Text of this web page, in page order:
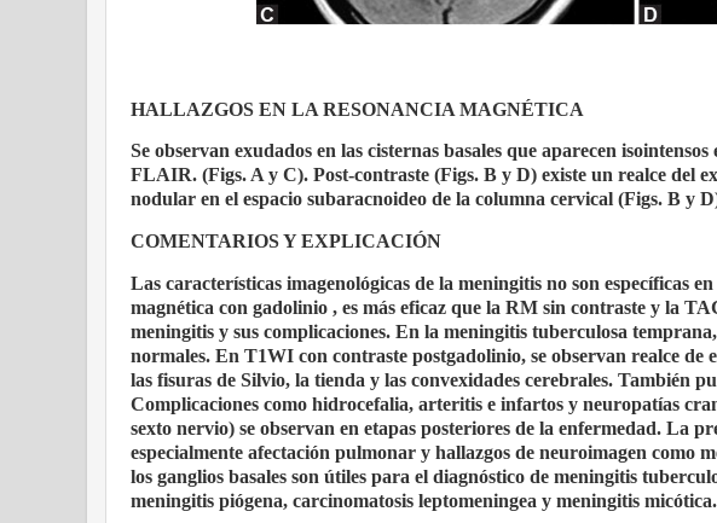
HALLAZGOS EN LA RESONANCIA MAGNÉTICA
Se observan exudados en las cisternas basales que aparecen
FLAIR. (Figs. A y C). Post-contraste (Figs. B y D) existe un realce del
nodular en el espacio subaracnoideo de la columna cervical (Figs. B y
COMENTARIOS Y EXPLICACIÓN
Las características imagenológicas de la meningitis no son específicas
magnética con gadolinio , es más eficaz que la RM sin contraste y la
meningitis y sus complicaciones. En la meningitis tuberculosa
normales. En T1WI con contraste postgadolinio, se observan realce de
las fisuras de Silvio, la tienda y las convexidades cerebrales. También
Complicaciones como hidrocefalia, arteritis e infartos y neuropatías
sexto nervio) se observan en etapas posteriores de la enfermedad. La
especialmente afectación pulmonar y hallazgos de neuroimagen como
los ganglios basales son útiles para el diagnóstico de meningitis
meningitis piógena, carcinomatosis leptomeningea y meningitis micótica.